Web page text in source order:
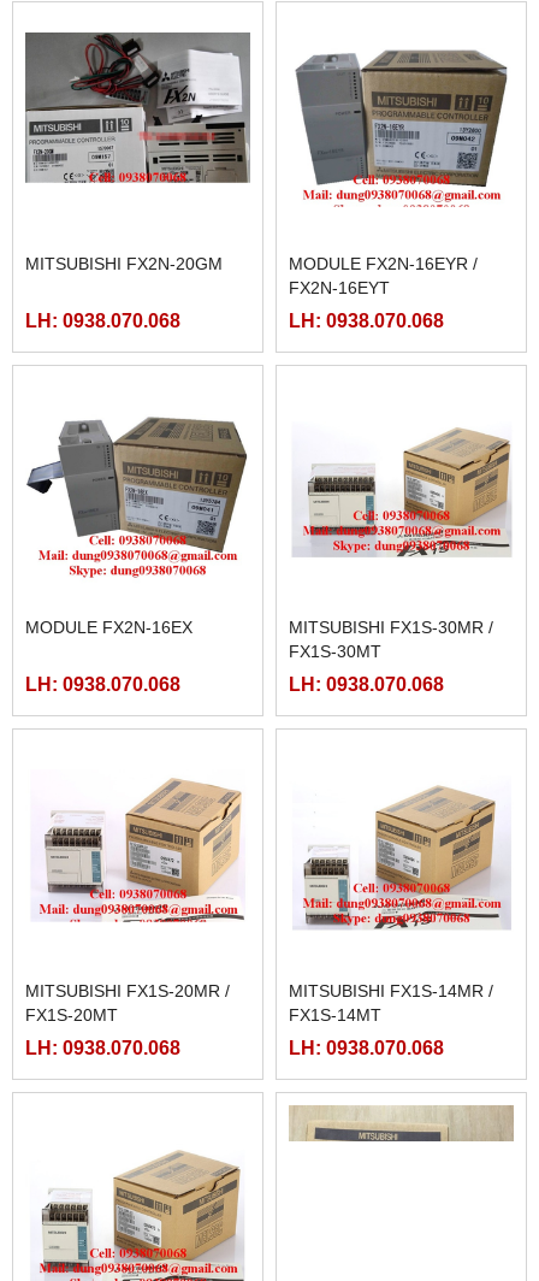
MITSUBISHI FX2N-20GM
LH: 0938.070.068
MODULE FX2N-16EYR /
FX2N-16EYT
LH: 0938.070.068
MODULE FX2N-16EX
LH: 0938.070.068
MITSUBISHI FX1S-30MR /
FX1S-30MT
LH: 0938.070.068
MITSUBISHI FX1S-20MR /
FX1S-20MT
LH: 0938.070.068
MITSUBISHI FX1S-14MR /
FX1S-14MT
LH: 0938.070.068